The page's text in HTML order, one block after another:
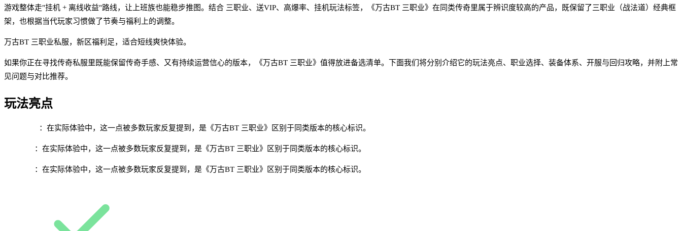
游戏整体走"挂机 + 离线收益"路线，让上班族也能稳步推图。结合 三职业、送VIP、高爆率、挂机玩法标签，《万古BT 三职业》在同类传奇里属于辨识度较高的产品，既保留了三职业（战法道）经典框
架，也根据当代玩家习惯做了节奏与福利上的调整。
万古BT 三职业私服，新区福利足，适合短线爽快体验。
如果你正在寻找传奇私服里既能保留传奇手感、又有持续运营信心的版本，《万古BT 三职业》值得放进备选清单。下面我们将分别介绍它的玩法亮点、职业选择、装备体系、开服与回归攻略，并附上常
见问题与对比推荐。
玩法亮点
：在实际体验中，这一点被多数玩家反复提到，是《万古BT 三职业》区别于同类版本的核心标识。
：在实际体验中，这一点被多数玩家反复提到，是《万古BT 三职业》区别于同类版本的核心标识。
：在实际体验中，这一点被多数玩家反复提到，是《万古BT 三职业》区别于同类版本的核心标识。